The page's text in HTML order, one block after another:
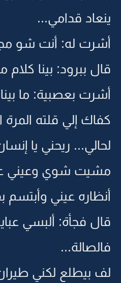
ينعاد قدامي...
أشرت له: أنت شو
قال ببرود: بينا كلام
أشرت بعصبية: ما
كفاك إلي قلته المرة
لحالي... ريحني يا
مشيت شوي وعيني
أنظاره عيني
قال فجأة: ألبسي
فالصالة...
لف بيطلع لكني